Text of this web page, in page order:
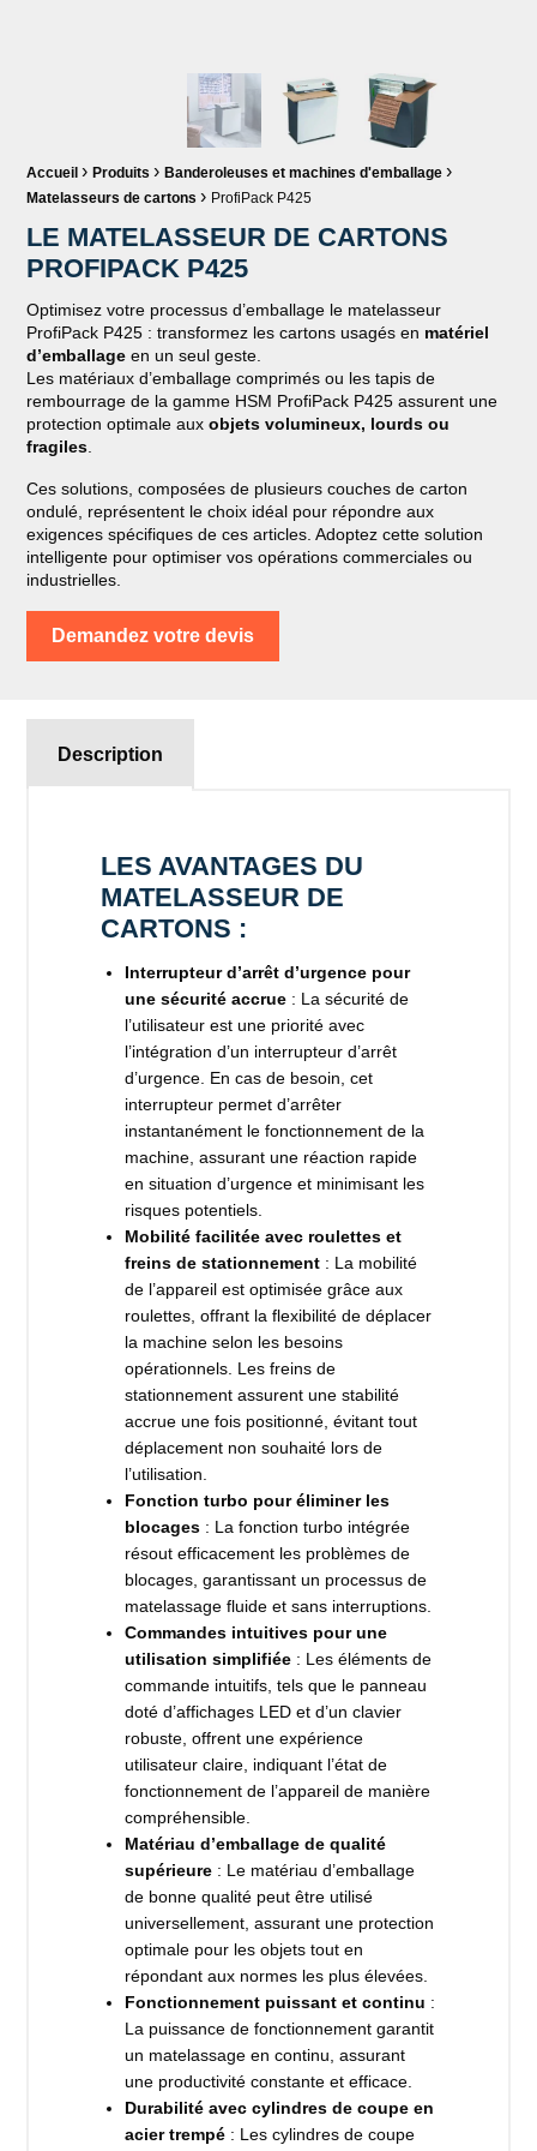
Fil d'Ariane :
Accueil › Produits › Banderoleuses et machines d'emballage ›
Matelasseurs de cartons › ProfiPack P425
LE MATELASSEUR DE CARTONS
PROFIPACK P425
Optimisez votre processus d’emballage le matelasseur
ProfiPack P425 : transformez les cartons usagés en matériel
d’emballage en un seul geste.
Les matériaux d’emballage comprimés ou les tapis de
rembourrage de la gamme HSM ProfiPack P425 assurent une
protection optimale aux objets volumineux, lourds ou
fragiles
Ces solutions, composées de plusieurs couches de carton
ondulé, représentent le choix idéal pour répondre aux
exigences spécifiques de ces articles. Adoptez cette solution
intelligente pour optimiser vos opérations commerciales ou
industrielles.
Demandez votre devis
Description
LES AVANTAGES DU
MATELASSEUR DE
CARTONS :
Interrupteur d’arrêt d’urgence pour
une sécurité accrue : La sécurité de
l’utilisateur est une priorité avec
l’intégration d’un interrupteur d’arrêt
d’urgence. En cas de besoin, cet
interrupteur permet d’arrêter
instantanément le fonctionnement de la
machine, assurant une réaction rapide
en situation d’urgence et minimisant les
risques potentiels.
Mobilité facilitée avec roulettes et
freins de stationnement : La mobilité
de l’appareil est optimisée grâce aux
roulettes, offrant la flexibilité de déplacer
la machine selon les besoins
opérationnels. Les freins de
stationnement assurent une stabilité
accrue une fois positionné, évitant tout
déplacement non souhaité lors de
l’utilisation.
Fonction turbo pour éliminer les
blocages : La fonction turbo intégrée
résout efficacement les problèmes de
blocages, garantissant un processus de
matelassage fluide et sans interruptions.
Commandes intuitives pour une
utilisation simplifiée : Les éléments de
commande intuitifs, tels que le panneau
doté d’affichages LED et d’un clavier
robuste, offrent une expérience
utilisateur claire, indiquant l’état de
fonctionnement de l’appareil de manière
compréhensible.
Matériau d’emballage de qualité
supérieure : Le matériau d’emballage
de bonne qualité peut être utilisé
universellement, assurant une protection
optimale pour les objets tout en
répondant aux normes les plus élevées.
Fonctionnement puissant et continu :
La puissance de fonctionnement garantit
un matelassage en continu, assurant
une productivité constante et efficace.
Durabilité avec cylindres de coupe en
acier trempé : Les cylindres de coupe